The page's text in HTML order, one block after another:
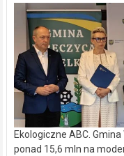
Ekologiczne ABC.
ponad 15,6 mln na